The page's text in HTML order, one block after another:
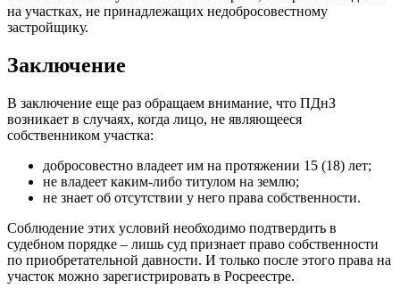
на участках, не принадлежащих недобросовестному
застройщику.
Заключение
В заключение еще раз обращаем внимание, что ПДнЗ
возникает в случаях, когда лицо, не являющееся
собственником участка:
добросовестно владеет им на протяжении 15 (18) лет;
не владеет каким-либо титулом на землю;
не знает об отсутствии у него права собственности.
Соблюдение этих условий необходимо подтвердить в
судебном порядке – лишь суд признает право собственности
по приобретательной давности. И только после этого права на
участок можно зарегистрировать в Росреестре.